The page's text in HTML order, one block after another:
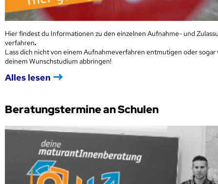
Hier findest du Informationen zu den einzelnen Aufnahme- und
verfahren.
Lass dich nicht von einem Aufnahmeverfahren entmutigen oder sogar
deinem Wunschstudium abbringen!
Alles lesen
Beratungstermine an Schulen